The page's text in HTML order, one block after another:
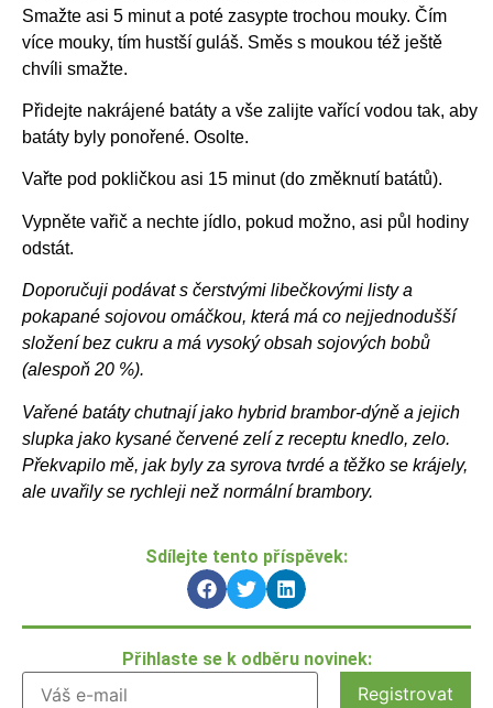
Smažte asi 5 minut a poté zasypte trochou mouky. Čím
více mouky, tím hustší guláš. Směs s moukou též ještě
chvíli smažte.
Přidejte nakrájené batáty a vše zalijte vařící vodou tak, aby
batáty byly ponořené. Osolte.
Vařte pod pokličkou asi 15 minut (do změknutí batátů).
Vypněte vařič a nechte jídlo, pokud možno, asi půl hodiny
odstát.
Doporučuji podávat s čerstvými libečkovými listy a
pokapané sojovou omáčkou, která má co nejjednodušší
složení bez cukru a má vysoký obsah sojových bobů
(alespoň 20 %).
Vařené batáty chutnají jako hybrid brambor-dýně a jejich
slupka jako kysané červené zelí z receptu knedlo, zelo.
Překvapilo mě, jak byly za syrova tvrdé a těžko se krájely,
ale uvařily se rychleji než normální brambory.
Sdílejte tento příspěvek:
Přihlaste se k odběru novinek: